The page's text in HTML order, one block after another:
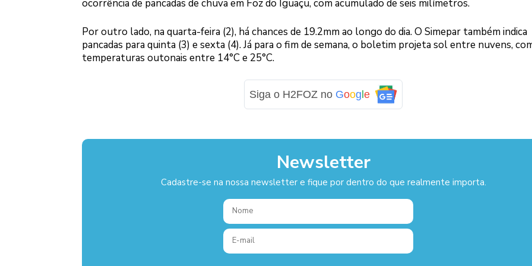
ocorrência de pancadas de chuva em Foz do Iguaçu, com acumulado de seis milímetros.
Por outro lado, na quarta-feira (2), há chances de 19.2mm ao longo do dia. O Simepar também indica
pancadas para quinta (3) e sexta (4). Já para o fim de semana, o boletim projeta sol entre nuvens,
temperaturas outonais entre 14°C e 25°C.
Siga o H2FOZ no Goog le
Newsletter
Cadastre-se na nossa newsletter e fique por dentro do que realmente importa.